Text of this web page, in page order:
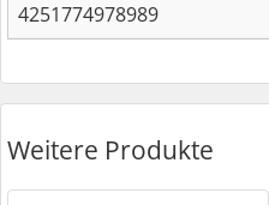
4251774978989
Weitere Produkte